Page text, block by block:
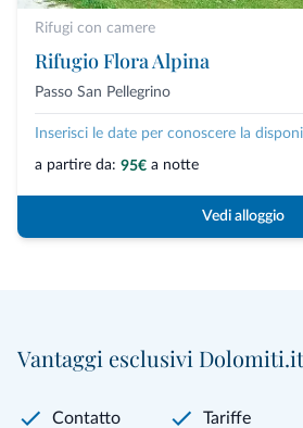
Rifugi con camere
Rifugio Flora Alpina
Passo San Pellegrino
Inserisci le date per conoscere la
a partire da: 95€ a notte
Vedi alloggio
Vantaggi esclusivi Dolomiti.it
Contatto
Tariffe